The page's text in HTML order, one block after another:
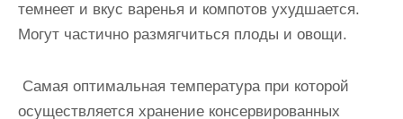
темнеет и вкус варенья и компотов ухудшается.
Могут частично размягчиться плоды и овощи.
Самая оптимальная температура при которой
осуществляется хранение консервированных